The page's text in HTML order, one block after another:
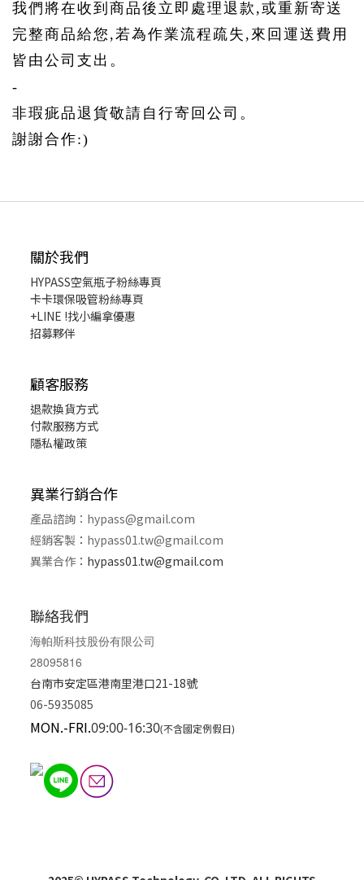
我們將在收到商品後立即處理退款,或重新寄送
完整商品給您,若為作業流程疏失,來回運送費用
皆由公司支出。
-
非瑕疵品退貨敬請自行寄回公司。
謝謝合作:)
關於我們
HYPASS空氣瓶子粉絲專頁
卡卡環保吸管粉絲專頁
+LINE !找小編拿優惠
招募夥伴
顧客服務
退款換貨方式
付款服務方式
隱私權政策
異業行銷合作
產品諮詢： hypass@gmail.com
經銷客製 ： hypass01.tw@gmail.com
異業合作 ： hypass01.tw@gmail.com
聯絡我們
海帕斯科技股份有限公司
28095816
台南市安定區港南里港口21-18號
06-5935085
MON.-FRI.09:00-16:30(不含國定例假日)